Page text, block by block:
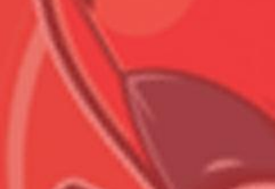
Всего позиций в корзине
Всего товара в корзине